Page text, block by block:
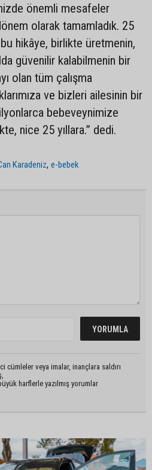
önemli mesafeler
olarak tamamladık. 25
hikâye, birlikte üretmenin,
güvenilir kalabilmenin bir
olan tüm çalışma
ve bizleri ailesinin bir
bebeveynimize
nice 25 yıllara.” dedi.
Karadeniz,e-bebek
cümleler veya imalar, inançlara saldırı
harflerle yazılmış yorumlar